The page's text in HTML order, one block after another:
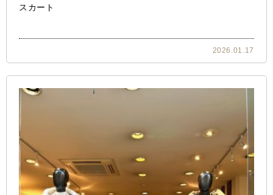
スカート
2026.01.17